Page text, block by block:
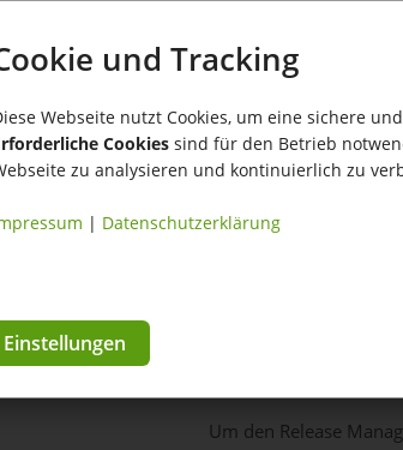
Der
In jeder App im
Der Release Manager
Verbesserungen
Um den Release
und Tracking
Webseite nutzt Cookies, um eine sichere
Cookies sind für den Betrieb
zu analysieren und kontinuierlich zu
| Datenschutzerklärung
Einstellungen